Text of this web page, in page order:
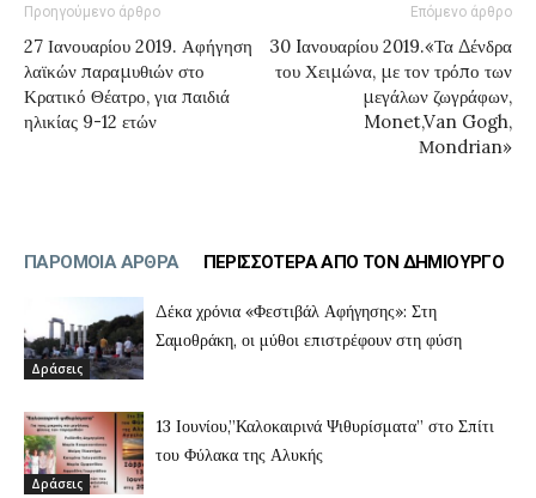
Προηγούμενο άρθρο
27 Ιανουαρίου 2019. Αφήγηση
λαϊκών παραμυθιών στο
Κρατικό Θέατρο, για παιδιά
ηλικίας 9-12 ετών
Επόμενο άρθρο
30 Iανουαρίου 2019.«Τα Δένδρα
του Χειμώνα, με τον τρόπο των
μεγάλων ζωγράφων,
Monet,Van Gogh,
Μondrian»
ΠΑΡΟΜΟΙΑ ΑΡΘΡΑ ΠΕΡΙΣΣΟΤΕΡΑ ΑΠΟ ΤΟΝ ΔΗΜΙΟΥΡΓΟ
Δράσεις
Δέκα χρόνια «Φεστιβάλ Αφήγησης»: Στη
Σαμοθράκη, οι μύθοι επιστρέφουν στη φύση
Δράσεις
13 Ιουνίου,”Καλοκαιρινά Ψιθυρίσματα” στο Σπίτι
του Φύλακα της Αλυκής